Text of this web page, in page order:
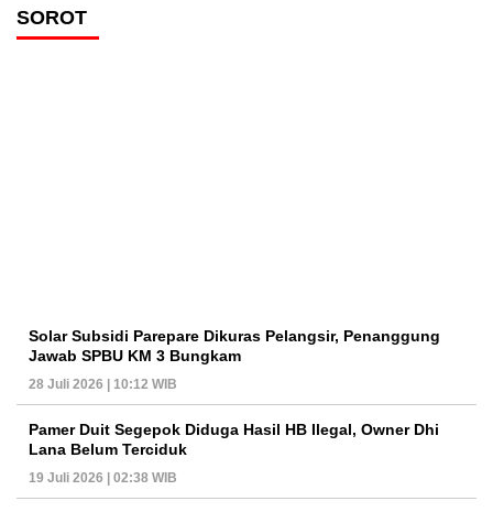
SOROT
Solar Subsidi Parepare Dikuras Pelangsir, Penanggung
Jawab SPBU KM 3 Bungkam
28 Juli 2026 | 10:12 WIB
Pamer Duit Segepok Diduga Hasil HB Ilegal, Owner Dhi
Lana Belum Terciduk
19 Juli 2026 | 02:38 WIB